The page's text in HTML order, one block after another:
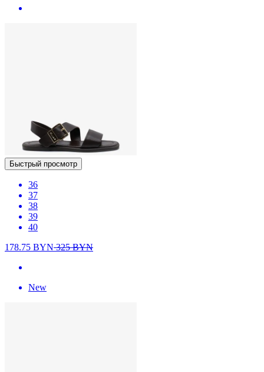
Быстрый просмотр
36
37
38
39
40
178.75 BYN325BYN
New